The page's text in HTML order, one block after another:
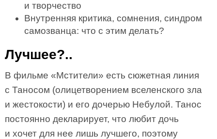
и творчество
Внутренняя критика, сомнения, синдром
самозванца: что с этим делать?
Лучшее?..
В фильме «Мстители» есть сюжетная линия
с Таносом (олицетворением вселенского зла
и жестокости) и его дочерью Небулой. Танос
постоянно декларирует, что любит дочь
и хочет для нее лишь лучшего, поэтому